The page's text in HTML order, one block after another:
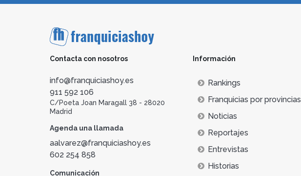
Contacta con nosotros
info@franquiciashoy.es
911 592 106
C/Poeta Joan Maragall 38 - 28020
Madrid
Agenda una llamada
aalvarez@franquiciashoy.es
602 254 858
Comunicación
Información
Rankings
Franquicias por provincias
Noticias
Reportajes
Entrevistas
Historias